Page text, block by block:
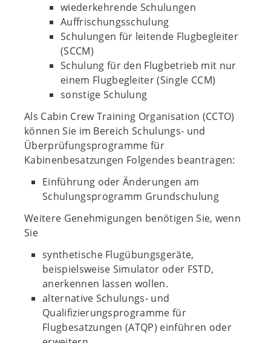
wiederkehrende Schulungen
Auffrischungsschulung
Schulungen für leitende Flugbegleiter
(SCCM)
Schulung für den Flugbetrieb mit nur
einem Flugbegleiter (Single CCM)
sonstige Schulung
Als Cabin Crew Training Organisation (CCTO)
können Sie im Bereich Schulungs- und
Überprüfungsprogramme für
Kabinenbesatzungen Folgendes beantragen:
Einführung oder Änderungen am
Schulungsprogramm Grundschulung
Weitere Genehmigungen benötigen Sie, wenn
Sie
synthetische Flugübungsgeräte,
beispielsweise Simulator oder FSTD,
anerkennen lassen wollen.
alternative Schulungs- und
Qualifizierungsprogramme für
Flugbesatzungen (ATQP) einführen oder